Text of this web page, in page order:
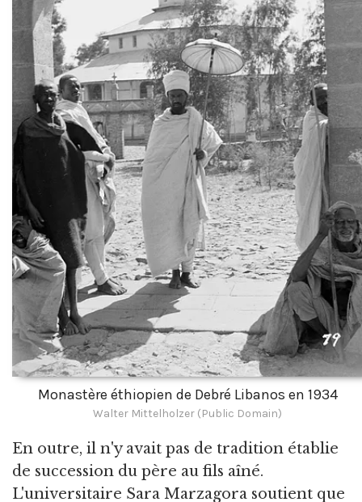
Monastère éthiopien de Debré Libanos en 1934
Walter Mittelholzer (Public Domain)
En outre, il n'y avait pas de tradition établie
de succession du père au fils aîné.
L'universitaire Sara Marzagora soutient que